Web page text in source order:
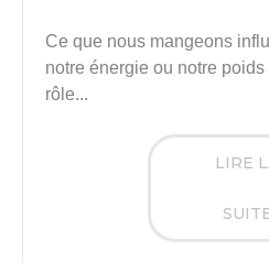
Ce que nous mangeons
notre énergie ou notre
rôle...
LIRE